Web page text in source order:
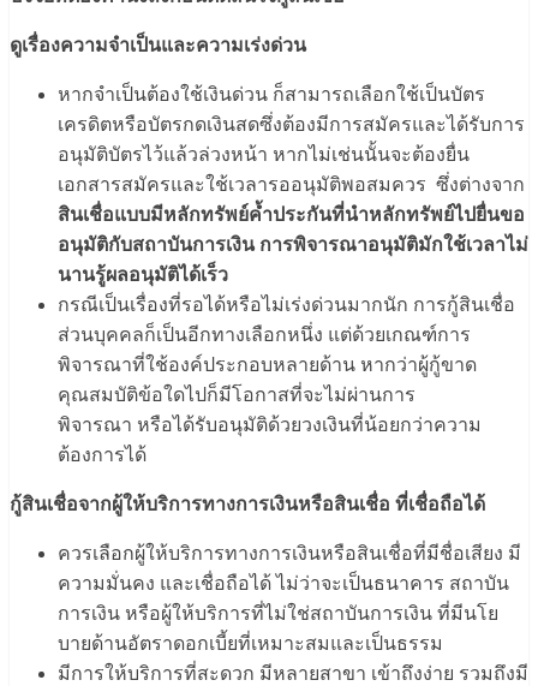
ดูเรื่องความจำเป็นและความเร่งด่วน
หากจำเป็นต้องใช้เงินด่วน ก็สามารถเลือกใช้เป็นบัตร
เครดิตหรือบัตรกดเงินสดซึ่งต้องมีการสมัครและได้รับการ
อนุมัติบัตรไว้แล้วล่วงหน้า หากไม่เช่นนั้นจะต้องยื่น
เอกสารสมัครและใช้เวลารออนุมัติพอสมควร ซึ่งต่างจาก
สินเชื่อแบบมีหลักทรัพย์ค้ำประกันที่นำหลักทรัพย์ไปยื่นขอ
อนุมัติกับสถาบันการเงิน การพิจารณาอนุมัติมักใช้เวลาไม่
นานรู้ผลอนุมัติได้เร็ว
กรณีเป็นเรื่องที่รอได้หรือไม่เร่งด่วนมากนัก การกู้สินเชื่อ
ส่วนบุคคลก็เป็นอีกทางเลือกหนึ่ง แต่ด้วยเกณฑ์การ
พิจารณาที่ใช้องค์ประกอบหลายด้าน หากว่าผู้กู้ขาด
คุณสมบัติข้อใดไปก็มีโอกาสที่จะไม่ผ่านการ
พิจารณา หรือได้รับอนุมัติด้วยวงเงินที่น้อยกว่าความ
ต้องการได้
กู้สินเชื่อจากผู้ให้บริการทางการเงินหรือสินเชื่อ ที่เชื่อถือได้
ควรเลือกผู้ให้บริการทางการเงินหรือสินเชื่อที่มีชื่อเสียง มี
ความมั่นคง และเชื่อถือได้ ไม่ว่าจะเป็นธนาคาร สถาบัน
การเงิน หรือผู้ให้บริการที่ไม่ใช่สถาบันการเงิน ที่มีนโย
บายด้านอัตราดอกเบี้ยที่เหมาะสมและเป็นธรรม
มีการให้บริการที่สะดวก มีหลายสาขา เข้าถึงง่าย รวมถึงมี